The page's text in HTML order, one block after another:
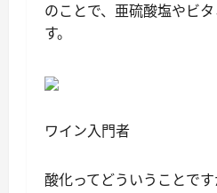
のことで、亜硫酸塩やビ
す。
ワイン入門者
酸化ってどういうことです